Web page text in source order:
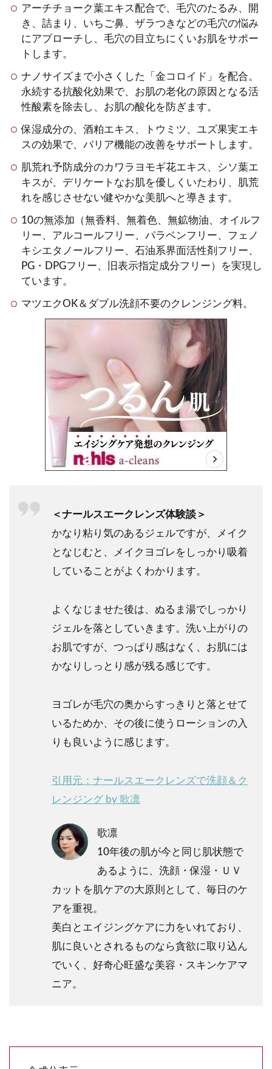
アーチチョーク葉エキス配合で、毛穴のたるみ、開
き、詰まり、いちご鼻、ザラつきなどの毛穴の悩み
にアプローチし、毛穴の目立ちにくいお肌をサポー
トします。
ナノサイズまで小さくした「金コロイド」を配合。
永続する抗酸化効果で、お肌の老化の原因となる活
性酸素を除去し、お肌の酸化を防ぎます。
保湿成分の、酒粕エキス、トウミツ、ユズ果実エキ
スの効果で、バリア機能の改善をサポートします。
肌荒れ予防成分のカワラヨモギ花エキス、シソ葉エ
キスが、デリケートなお肌を優しくいたわり、肌荒
れを感じさせない健やかな美肌へと導きます。
10の無添加（無香料、無着色、無鉱物油、オイルフ
リー、アルコールフリー、パラベンフリー、フェノ
キシエタノールフリー、石油系界面活性剤フリー、
PG・DPGフリー、旧表示指定成分フリー）を実現し
ています。
マツエクOK＆ダブル洗顔不要のクレンジング料。
＜ナールスエークレンズ体験談＞
かなり粘り気のあるジェルですが、メイク
となじむと、メイクヨゴレをしっかり吸着
していることがよくわかります。
よくなじませた後は、ぬるま湯でしっかり
ジェルを落としていきます。洗い上がりの
お肌ですが、つっぱり感はなく、お肌には
かなりしっとり感が残る感じです。
ヨゴレが毛穴の奥からすっきりと落とせて
いるためか、その後に使うローションの入
りも良いように感じます。
引用元：ナールスエークレンズで洗顔＆ク
レンジング by 歌凛
歌凛
10年後の肌が今と同じ肌状態で
あるように、洗顔・保湿・ＵＶ
カットを肌ケアの大原則として、毎日のケ
アを重視。
美白とエイジングケアに力をいれており、
肌に良いとされるものなら貪欲に取り込ん
でいく、好奇心旺盛な美容・スキンケアマ
ニア。